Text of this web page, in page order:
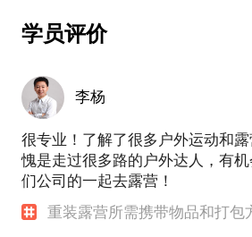
学员评价
李杨
很专业！了解了很多户外运动和
愧是走过很多路的户外达人，有
们公司的一起去露营！
重装露营所需携带物品和打包